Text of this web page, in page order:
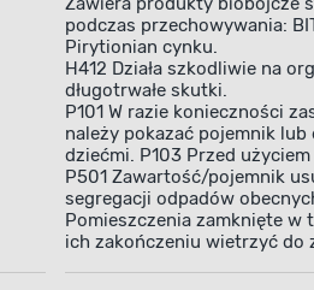
podczas przechowywania:
Pirytionian cynku.
H412 Działa szkodliwie na
długotrwałe skutki.
P101 W razie konieczności
należy pokazać pojemnik
dziećmi. P103 Przed
P501 Zawartość/pojemnik
segregacji odpadów
Pomieszczenia zamknięte w
ich zakończeniu wietrzyć do